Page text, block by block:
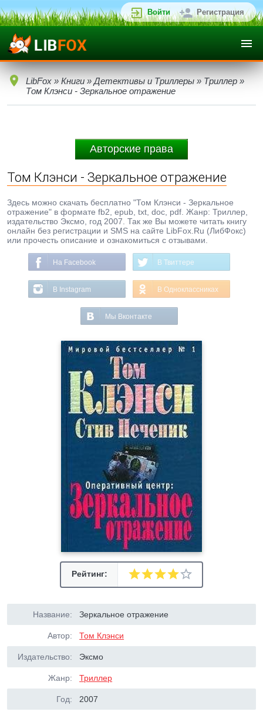
Войти Регистрация
LibFox » Книги » Детективы и Триллеры » Триллер »
Том Клэнси - Зеркальное отражение
Авторские права
Том Клэнси - Зеркальное отражение
Здесь можно скачать бесплатно "Том Клэнси - Зеркальное
отражение" в формате fb2, epub, txt, doc, pdf. Жанр: Триллер,
издательство Эксмо, год 2007. Так же Вы можете читать книгу
онлайн без регистрации и SMS на сайте LibFox.Ru (ЛибФокс)
или прочесть описание и ознакомиться с отзывами.
На Facebook В Твиттере
В Instagram В Одноклассниках
Мы Вконтакте
Рейтинг:
Название: Зеркальное отражение
Автор: Том Клэнси
Издательство: Эксмо
Жанр: Триллер
Год: 2007